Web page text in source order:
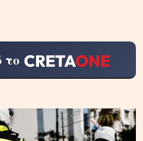
το